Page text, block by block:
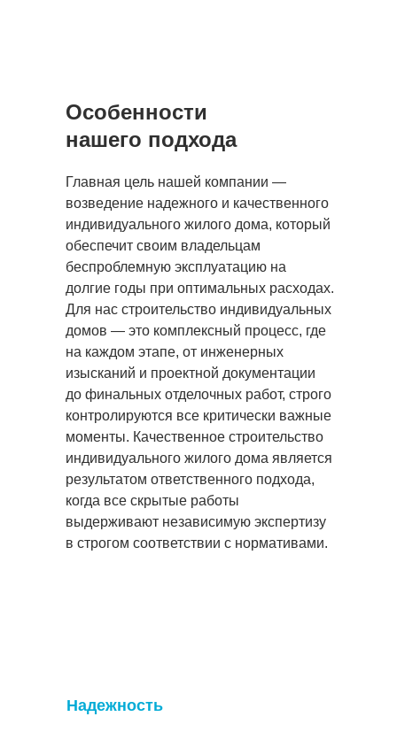
Особенности
нашего подхода
Главная цель нашей компании —
возведение надежного и качественного
индивидуального жилого дома, который
обеспечит своим владельцам
беспроблемную эксплуатацию на
долгие годы при оптимальных расходах.
Для нас строительство индивидуальных
домов — это комплексный процесс, где
на каждом этапе, от инженерных
изысканий и проектной документации
до финальных отделочных работ, строго
контролируются все критически важные
моменты. Качественное строительство
индивидуального жилого дома является
результатом ответственного подхода,
когда все скрытые работы
выдерживают независимую экспертизу
в строгом соответствии с нормативами.
Надежность